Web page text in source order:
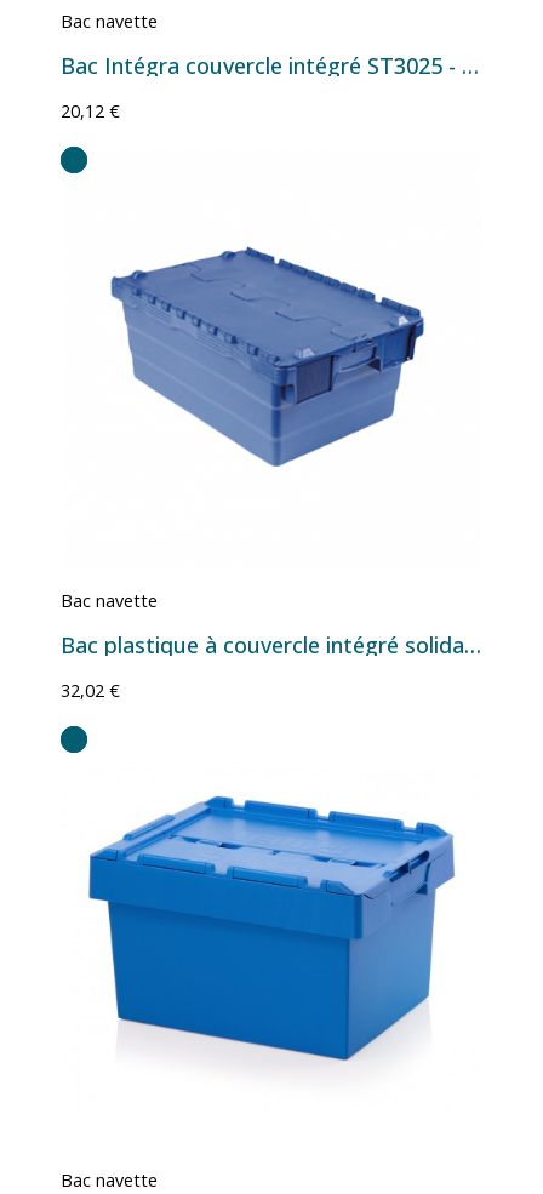
Bac navette
Bac Intégra couvercle intégré ST3025 - 400x300x250 mm - 21 L
20,12 €
Bac navette
Bac plastique à couvercle intégré solidaire - 40 L - 600×400×250 mm
32,02 €
Bac navette